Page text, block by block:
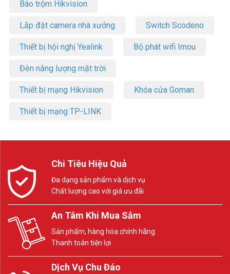
Báo trộm Hikvision
Lắp đặt camera nhà xưởng Switch Scodeno
Thiết bị hội nghị Yealink Bộ phát wifi Imou
Đèn năng lượng mặt trời
Thiết bị mạng Hikvision Khóa cửa Goman
Thiết bị mạng TP-LINK
Chi Tiêu Hiệu Quả
Đa dạng sản phẩm và dịch vụ
Chất lượng cao với giá ưu đãi
An Tâm Khi Mua Sắm
Sản phẩm, hàng hóa chính hãng
Thanh toán tiện lợi
Dịch Vụ Chu Đáo